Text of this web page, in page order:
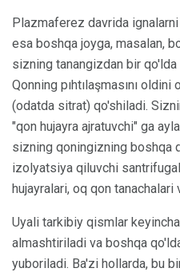
Plazmaferez davrida
esa boshqa joyga, masalan,
sizning tanangizdan bir
Qonning pıhtılaşmasını oldini
(odatda sitrat) qo'shiladi.
"qon hujayra ajratuvchi" ga
sizning qoningizning boshqa
izolyatsiya qiluvchi
hujayralari, oq qon
Uyali tarkibiy qismlar
almashtiriladi va boshqa
yuboriladi. Ba'zi hollarda, bu